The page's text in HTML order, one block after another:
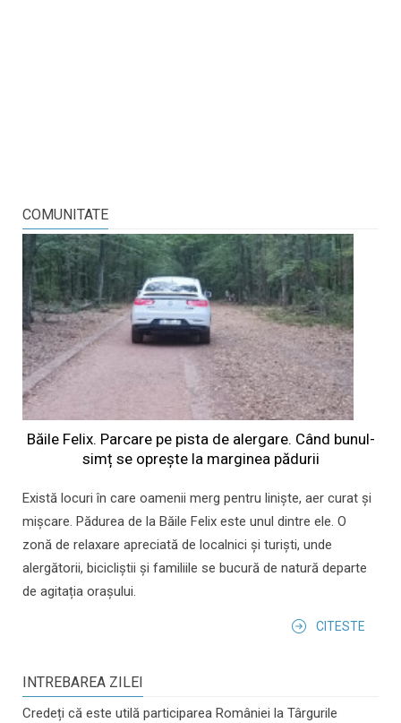
COMUNITATE
Băile Felix. Parcare pe pista de alergare. Când bunul-
simț se oprește la marginea pădurii
Există locuri în care oamenii merg pentru liniște, aer curat și
mișcare. Pădurea de la Băile Felix este unul dintre ele. O
zonă de relaxare apreciată de localnici și turiști, unde
alergătorii, bicicliștii și familiile se bucură de natură departe
de agitația orașului.
CITESTE
INTREBAREA ZILEI
Credeți că este utilă participarea României la Târgurile